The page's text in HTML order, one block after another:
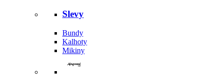
Slevy
Bundy
Kalhoty
Mikiny